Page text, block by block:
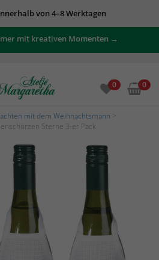
unseren Angeboten
mit kreativen Momenten →
0 0
mit dem Weihnachtsmann
Sterne 3-er Pack